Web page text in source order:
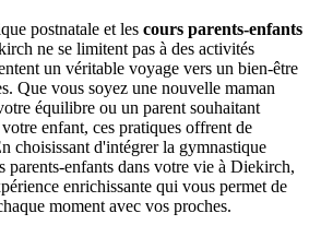
postnatale et les cours parents-enfants
ne se limitent pas à des activités
un véritable voyage vers un bien-être
Que vous soyez une nouvelle maman
équilibre ou un parent souhaitant
enfant, ces pratiques offrent de
choisissant d'intégrer la gymnastique
parents-enfants dans votre vie à Diekirch,
enrichissante qui vous permet de
moment avec vos proches.